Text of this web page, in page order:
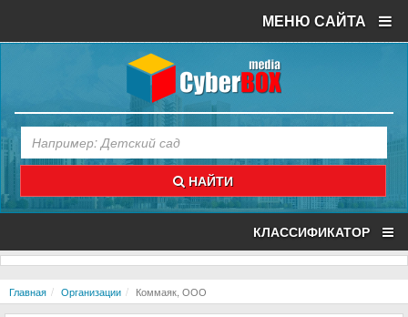
МЕНЮ САЙТА
НАЙТИ
КЛАССИФИКАТОР
Главная Организации Коммаяк, ООО